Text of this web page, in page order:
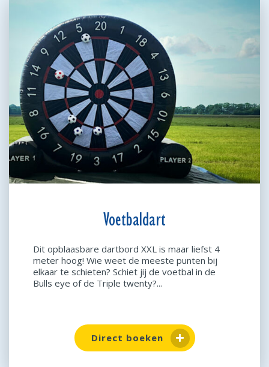
Voetbaldart
Dit opblaasbare dartbord XXL is maar liefst 4
meter hoog! Wie weet de meeste punten bij
elkaar te schieten? Schiet jij de voetbal in de
Bulls eye of de Triple twenty?...
Direct boeken